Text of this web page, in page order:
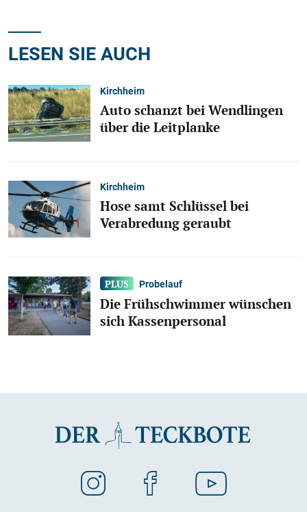
LESEN SIE AUCH
Kirchheim
Auto schanzt bei Wendlingen
über die Leitplanke
Kirchheim
Hose samt Schlüssel bei
Verabredung geraubt
Probelauf
Die Frühschwimmer wünschen
sich Kassenpersonal